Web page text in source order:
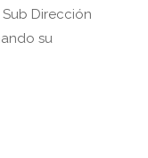
Sub Dirección
su